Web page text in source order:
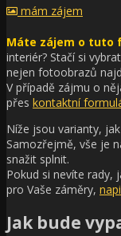
mám zájem
Máte zájem o tuto
interiér? Stačí si
nejen fotoobrazů
V případě zájmu o
přes kontaktní
Níže jsou varianty,
Samozřejmě, vše je
snažit splnit.
Pokud si nevíte
pro Vaše záměry,
Jak bude